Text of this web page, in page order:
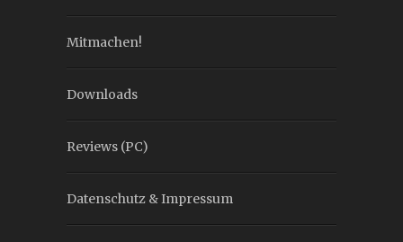
Mitmachen!
Downloads
Reviews (PC)
Datenschutz & Impressum